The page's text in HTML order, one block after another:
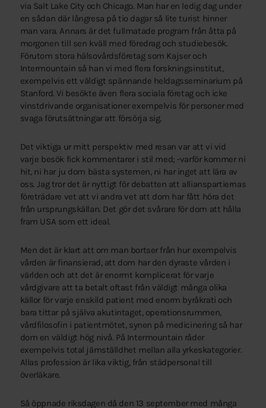
via Salt Lake City och Chicago. Man har en ledig dag under
en sådan där långresa på tio dagar så lite turist hinner
man vara. Annars är det fullmatade program från åtta på
morgonen till sen kväll med föredrag och studiebesök.
Förutom stora hälsovårdsföretag som Kajser och
Intermountain så han vi med flera forskningsinstitut,
exempelvis ett väldigt spännande heldagsseminarium på
Stanford. Vi besökte även flera sociala företag och icke
vinstdrivande organisationer exempelvis för personer med
svaga förutsättningar att försörja sig.
Det viktiga ur mitt perspektiv med resan var att vi vid
varje besök fick kommentarer i stil med; -varför kommer ni
hit, ni har ju dom bästa systemen, ni har inget att lära av
oss. Jag tror det är nyttigt för debatten att allianspartiernas
företrädare vet att vi andra vet att dom har fått höra det
från ursprungskällan. Det gör det svårare för dom att hålla
fram USA som ett ideal.
Men det är klart att om man bortser från hur exempelvis
vården är finansierad, att dom har den dyraste vården i
världen och att det är enormt komplicerat för varje
vårdgivare att ta betalt oftast från väldigt många olika
källor för varje enskild patient med enorm byråkrati och
bara tittar på själva akutintaget, operationsrummen,
vårdfilosofin i patientmötet, synen på medicinering så har
dom en väldigt hög nivå. På Intermountain råder
exempelvis total jämställdhet mellan alla yrkeskategorier.
Allas profession är lika viktig, från städpersonal till
överläkare.
Så öppnade riksdagen då den 13 september med många